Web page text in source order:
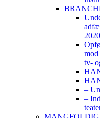
2020
tv-
–
–